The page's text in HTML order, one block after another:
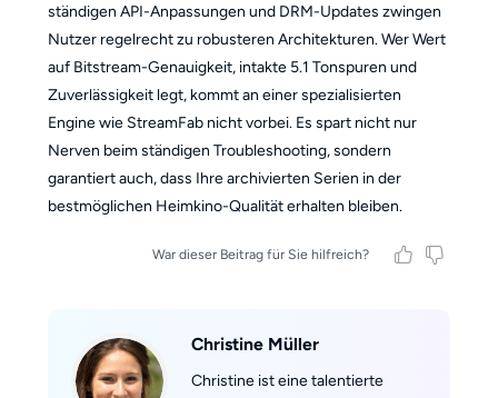
ständigen API-Anpassungen und DRM-Updates zwingen
Nutzer regelrecht zu robusteren Architekturen. Wer Wert
auf Bitstream-Genauigkeit, intakte 5.1 Tonspuren und
Zuverlässigkeit legt, kommt an einer spezialisierten
Engine wie StreamFab nicht vorbei. Es spart nicht nur
Nerven beim ständigen Troubleshooting, sondern
garantiert auch, dass Ihre archivierten Serien in der
bestmöglichen Heimkino-Qualität erhalten bleiben.
War dieser Beitrag für Sie hilfreich?
Christine Müller
Christine ist eine talentierte